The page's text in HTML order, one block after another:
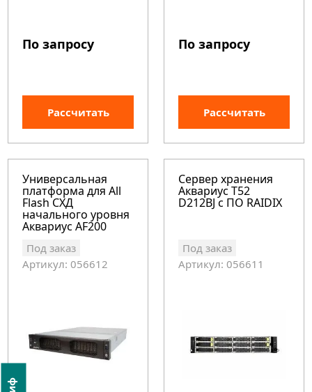
По запросу
Рассчитать
По запросу
Рассчитать
Универсальная
платформа для All
Flash СХД
начального уровня
Аквариус AF200
Под заказ
Артикул: 056612
Сервер хранения
Аквариус T52
D212BJ с ПО RAIDIX
Под заказ
Артикул: 056611